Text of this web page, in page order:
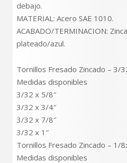
debajo.
MATERIAL: Acero SAE 1010.
ACABADO/TERMINACION:
plateado/azul.
Tornillos Fresado Zincado – 3/
Medidas disponibles
3/32 x 5/8″
3/32 x 3/4″
3/32 x 7/8″
3/32 x 1″
Tornillos Fresado Zincado – 1/
Medidas disponibles